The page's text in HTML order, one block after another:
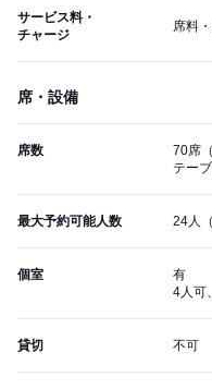
サービス料・
チャージ
席料
席・設備
席数
70席
テー
最大予約可能人数 24人
個室
有
4人可
貸切 不可